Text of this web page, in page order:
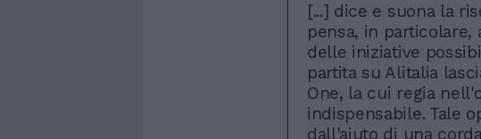
[...] dice e suona la
pensa, in
delle iniziative
partita su Alitalia
One, la cui regia
indispensabile. Tale
dall'aiuto di una